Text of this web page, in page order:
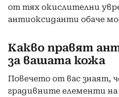
от тях окислителни
антиоксиданти обаче
Какво правят
за вашата кожа
Повечето от вас знаят,
градивните елементи